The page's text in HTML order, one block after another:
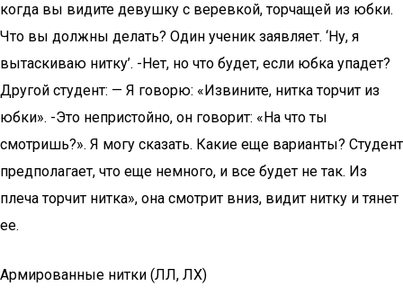
когда вы видите девушку с веревкой, торчащей из юбки.
Что вы должны делать? Один ученик заявляет. ‘Ну, я
вытаскиваю нитку’. -Нет, но что будет, если юбка упадет?
Другой студент: — Я говорю: «Извините, нитка торчит из
юбки». -Это непристойно, он говорит: «На что ты
смотришь?». Я могу сказать. Какие еще варианты? Студент
предполагает, что еще немного, и все будет не так. Из
плеча торчит нитка», она смотрит вниз, видит нитку и тянет
ее.
Армированные нитки (ЛЛ, ЛХ)